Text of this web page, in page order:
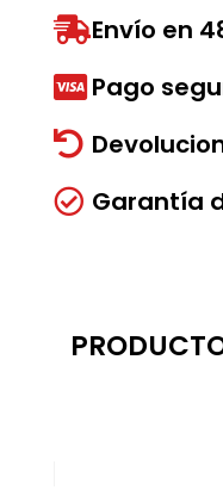
Envío en
 Pago

 Garantía